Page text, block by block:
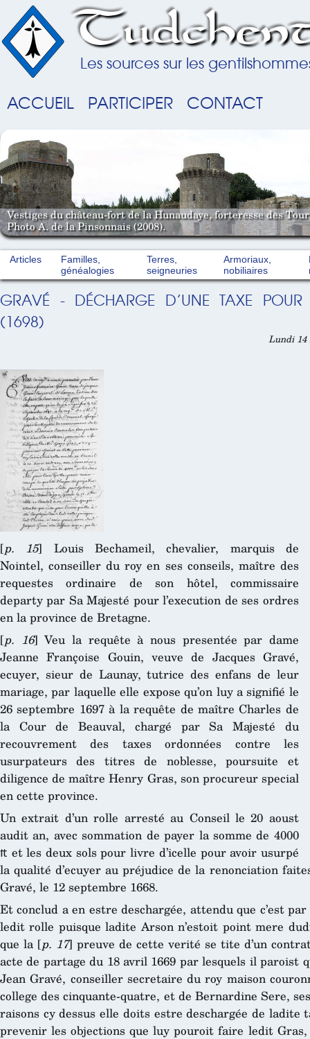
Les sources sur les
ACCUEIL PARTICIPER CONTACT
Vestiges du château-fort de la Hunaudaye, forteresse des
Photo A. de la Pinsonnais (2008).
Articles
Familles,
généalogies
Terres,
seigneuries
Armoriaux,
nobiliaires
GRAVÉ - DÉCHARGE D’UNE TAXE POUR
(1698)
Lundi 14
[p. 15] Louis Bechameil, chevalier, marquis de
Nointel, conseiller du roy en ses conseils, maître des
requestes ordinaire de son hôtel, commissaire
departy par Sa Majesté pour l’execution de ses ordres
en la province de Bretagne.
[p. 16] Veu la requête à nous presentée par dame
Jeanne Françoise Gouin, veuve de Jacques Gravé,
ecuyer, sieur de Launay, tutrice des enfans de leur
mariage, par laquelle elle expose qu’on luy a signifié le
26 septembre 1697 à la requête de maître Charles de
la Cour de Beauval, chargé par Sa Majesté du
recouvrement des taxes ordonnées contre les
usurpateurs des titres de noblesse, poursuite et
diligence de maître Henry Gras, son procureur special
en cette province.
Un extrait d’un rolle arresté au Conseil le 20 aoust
audit an, avec sommation de payer la somme de 4000
₶ et les deux sols pour livre d’icelle pour avoir usurpé
la qualité d’ecuyer au préjudice de la renonciation
Gravé, le 12 septembre 1668.
Et conclud a en estre deschargée, attendu que c’est
ledit rolle puisque ladite Arson n’estoit point mere
que la [p. 17] preuve de cette verité se tite d’un
acte de partage du 18 avril 1669 par lesquels il paroist
Jean Gravé, conseiller secretaire du roy maison
college des cinquante-quatre, et de Bernardine Sere,
raisons cy dessus elle doits estre deschargée de ladite
prevenir les objections que luy pouroit faire ledit